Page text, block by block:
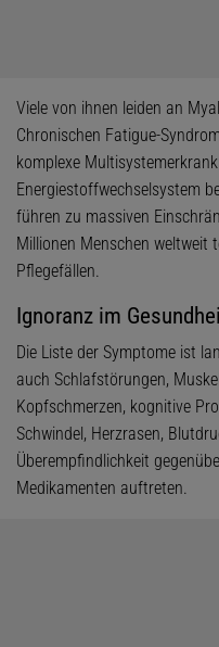
Viele von ihnen leiden an
Chronischen Fatigue-
komplexe
Energiestoffwechselsystem
führen zu massiven
Millionen Menschen weltweit
Pflegefällen.
Ignoranz im
Die Liste der Symptome ist
auch Schlafstörungen,
Kopfschmerzen, kognitive
Schwindel, Herzrasen,
Überempfindlichkeit
Medikamenten auftreten.